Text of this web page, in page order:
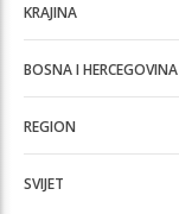
KRAJINA
BOSNA I HERCEGOVINA
REGION
SVIJET